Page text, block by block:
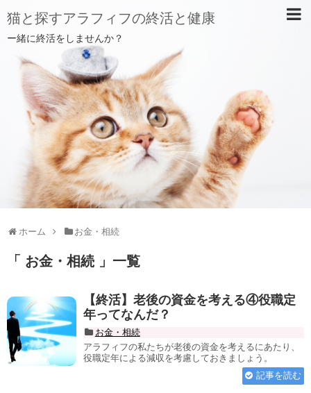
猫と探すアラフィフの終活と健康
ー緒に終活をしませんか？
ホーム お金・相続
「 お金・相続 」一覧
【終活】老後の資金を考える④役職定
年ってなんだ？
お金・相続
アラフィフの私たちが老後の資金を考えるにあたり、
役職定年による減収を考慮しておきましょう。
記事を読む